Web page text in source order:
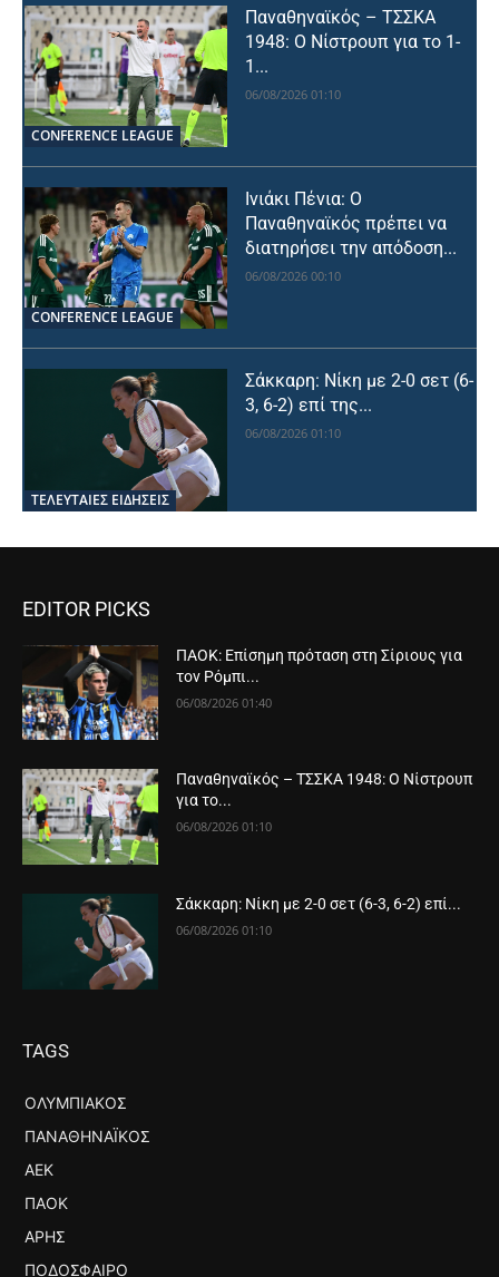
CONFERENCE LEAGUE
Παναθηναϊκός – ΤΣΣΚΑ
1948: Ο Νίστρουπ για το 1-
1...
06/08/2026 01:10
CONFERENCE LEAGUE
Ινιάκι Πένια: Ο
Παναθηναϊκός πρέπει να
διατηρήσει την απόδοση...
06/08/2026 00:10
ΤΕΛΕΥΤΑΙΕΣ ΕΙΔΗΣΕΙΣ
Σάκκαρη: Νίκη με 2-0 σετ (6-
3, 6-2) επί της...
06/08/2026 01:10
EDITOR PICKS
ΠΑΟΚ: Επίσημη πρόταση στη Σίριους για
τον Ρόμπι...
06/08/2026 01:40
Παναθηναϊκός – ΤΣΣΚΑ 1948: Ο Νίστρουπ
για το...
06/08/2026 01:10
Σάκκαρη: Νίκη με 2-0 σετ (6-3, 6-2) επί...
06/08/2026 01:10
TAGS
ΟΛΥΜΠΙΑΚΌΣ
ΠΑΝΑΘΗΝΑΪΚΌΣ
ΑΕΚ
ΠΑΟΚ
ΆΡΗΣ
ΠΟΔΌΣΦΑΙΡΟ